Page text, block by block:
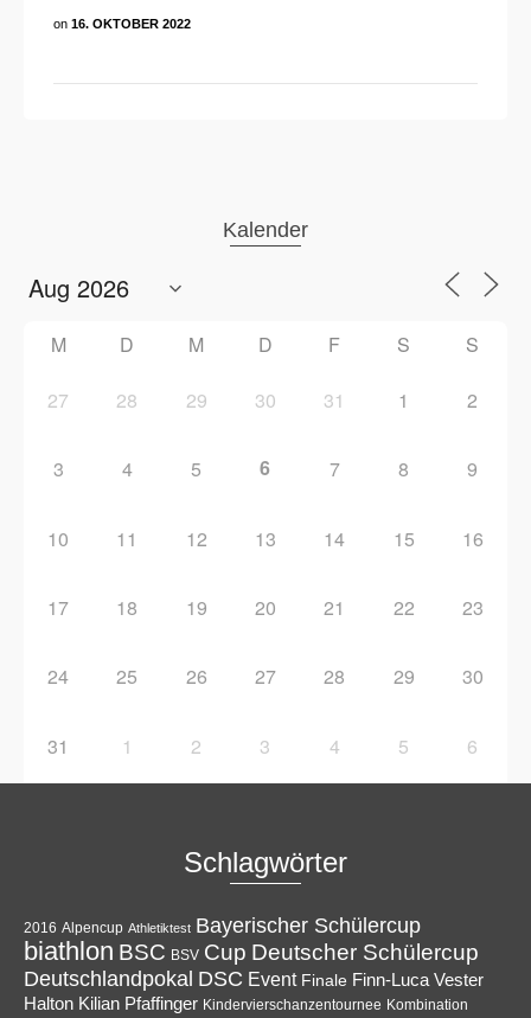
on 16. OKTOBER 2022
Kalender
M D M D F S S
27 28 29 30 31 1 2
3 4 5 6 7 8 9
10 11 12 13 14 15 16
17 18 19 20 21 22 23
24 25 26 27 28 29 30
31 1 2 3 4 5 6
Schlagwörter
2016 Alpencup Athletiktest Bayerischer Schülercup
biathlon BSC BSV Cup Deutscher Schülercup
Deutschlandpokal DSC Event Finale Finn-Luca Vester
Halton Kilian Pfaffinger Kindervierschanzentournee Kombination